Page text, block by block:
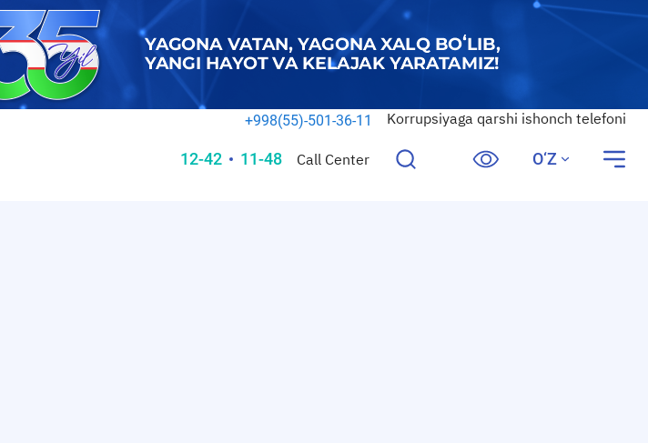
+998(55)-501-36-11 Korrupsiyaga qarshi ishonch telefoni
12-42 11-48 Call Center O‘Z